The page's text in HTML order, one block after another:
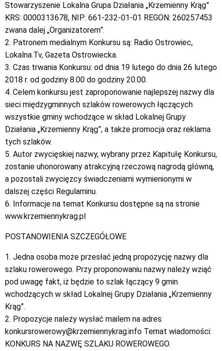
Stowarzyszenie Lokalna Grupa Działania „Krzemienny Krąg”
KRS: 0000313678, NIP: 661-232-01-01 REGON: 260257453
zwana dalej „Organizatorem”.
2. Patronem medialnym Konkursu są: Radio Ostrowiec,
Lokalna.Tv, Gazeta Ostrowiecka.
3. Czas trwania Konkursu: od dnia 19 lutego do dnia 26 lutego
2018 r. od godziny 8.00 do godziny 20.00.
4. Celem konkursu jest zaproponowanie najlepszej nazwy dla
sieci międzygminnych szlaków rowerowych łączących
wszystkie gminy wchodzące w skład Lokalnej Grupy
Działania „Krzemienny Krąg”, a także promocja oraz reklama
tych szlaków.
5. Autor zwycięskiej nazwy, wybrany przez Kapitułę Konkursu,
zostanie uhonorowany atrakcyjną rzeczową nagrodą główną,
a pozostali zwycięzcy świadczeniami wymienionymi w
dalszej części Regulaminu.
6. Informacje na temat Konkursu dostępne są na stronie
www.krzemiennykrag.pl
POSTANOWIENIA SZCZEGÓŁOWE
1. Jedna osoba może przesłać jedną propozycję nazwy dla
szlaku rowerowego. Przy proponowaniu nazwy należy wziąć
pod uwagę fakt, iż będzie to szlak łączący 9 gmin
wchodzących w skład Lokalnej Grupy Działania „Krzemienny
Krąg”.
2. Propozycje należy wysłać mailem na adres:
konkursrowerowy@krzemiennykrag.info Temat wiadomości:
KONKURS NA NAZWĘ SZLAKU ROWEROWEGO.